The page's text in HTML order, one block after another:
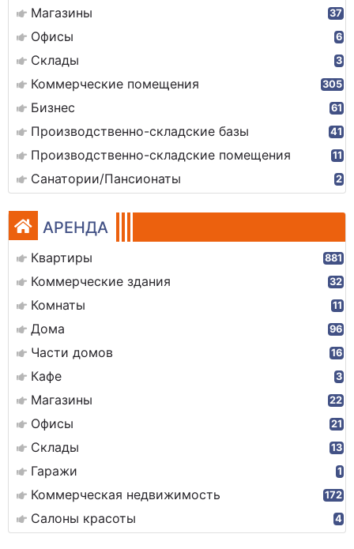
Магазины 37
Офисы 6
Склады 3
Коммерческие помещения 305
Бизнес 61
Производственно-складские базы 41
Производственно-складские помещения 11
Санатории/Пансионаты 2
АРЕНДА
Квартиры 881
Коммерческие здания 32
Комнаты 11
Дома 96
Части домов 16
Кафе 3
Магазины 22
Офисы 21
Склады 13
Гаражи 1
Коммерческая недвижимость 172
Салоны красоты 4